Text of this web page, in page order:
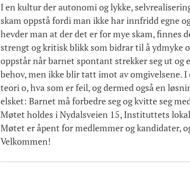
I en kultur der autonomi og lykke,
skam oppstå fordi man ikke har innfridd egne
hevder man at der det er for mye skam, finnes
strengt og kritisk blikk som bidrar til å ydmyke
oppstår når barnet spontant strekker seg ut og
behov, men ikke blir tatt imot av omgivelsene.
teori o, hva som er feil, og dermed også en
elsket: Barnet må forbedre seg og kvitte seg
Møtet holdes i Nydalsveien 15, Instituttets
Møtet er åpent for medlemmer og kandidater,
Velkommen!